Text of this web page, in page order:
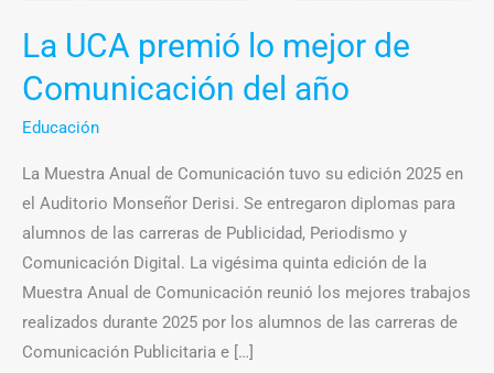
La UCA premió lo mejor de
Comunicación del año
Educación
La Muestra Anual de Comunicación tuvo su edición 2025 en
el Auditorio Monseñor Derisi. Se entregaron diplomas para
alumnos de las carreras de Publicidad, Periodismo y
Comunicación Digital. La vigésima quinta edición de la
Muestra Anual de Comunicación reunió los mejores trabajos
realizados durante 2025 por los alumnos de las carreras de
Comunicación Publicitaria e […]